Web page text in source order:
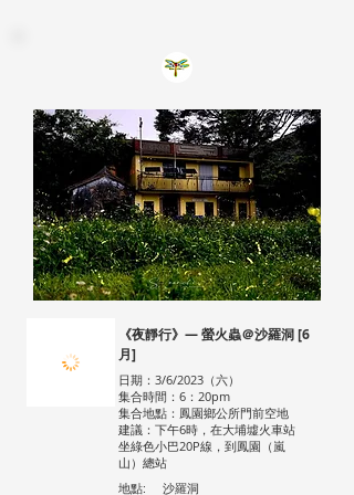
《夜靜行》— 螢火蟲＠沙羅洞 [6
月]
日期：3/6/2023（六）
集合時間：6：20pm
集合地點：鳳園鄉公所門前空地
建議：下午6時，在大埔墟火車站
坐綠色小巴20P線，到鳳園（嵐
山）總站
地點:
沙羅洞